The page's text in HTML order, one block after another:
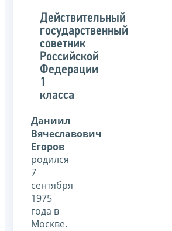
Действительный
государственный
советник
Российской
Федерации
1
класса
Даниил
Вячеславович
Егоров
родился
7
сентября
1975
года в
Москве.